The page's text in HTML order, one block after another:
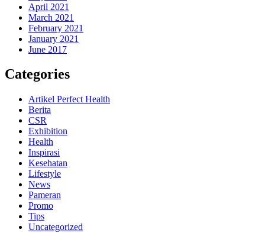
April 2021
March 2021
February 2021
January 2021
June 2017
Categories
Artikel Perfect Health
Berita
CSR
Exhibition
Health
Inspirasi
Kesehatan
Lifestyle
News
Pameran
Promo
Tips
Uncategorized